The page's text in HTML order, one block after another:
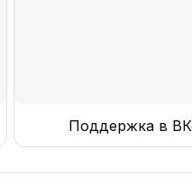
Поддержка в